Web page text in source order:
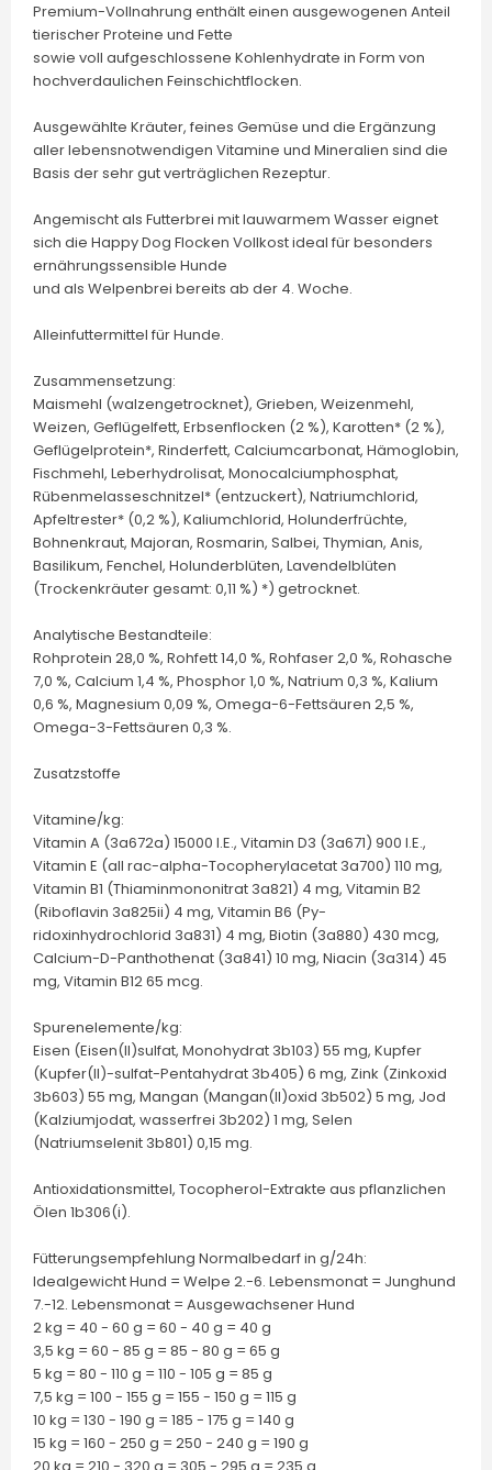
Premium-Vollnahrung enthält einen ausgewogenen Anteil
tierischer Proteine und Fette
sowie voll aufgeschlossene Kohlenhydrate in Form von
hochverdaulichen Feinschichtflocken.
Ausgewählte Kräuter, feines Gemüse und die Ergänzung
aller lebensnotwendigen Vitamine und Mineralien sind die
Basis der sehr gut verträglichen Rezeptur.
Angemischt als Futterbrei mit lauwarmem Wasser eignet
sich die Happy Dog Flocken Vollkost ideal für besonders
ernährungssensible Hunde
und als Welpenbrei bereits ab der 4. Woche.
Alleinfuttermittel für Hunde.
Zusammensetzung:
Maismehl (walzengetrocknet), Grieben, Weizenmehl,
Weizen, Geflügelfett, Erbsenflocken (2 %), Karotten* (2 %),
Geflügelprotein*, Rinderfett, Calciumcarbonat, Hämoglobin,
Fischmehl, Leberhydrolisat, Monocalciumphosphat,
Rübenmelasseschnitzel* (entzuckert), Natriumchlorid,
Apfeltrester* (0,2 %), Kaliumchlorid, Holunderfrüchte,
Bohnenkraut, Majoran, Rosmarin, Salbei, Thymian, Anis,
Basilikum, Fenchel, Holunderblüten, Lavendelblüten
(Trockenkräuter gesamt: 0,11 %) *) getrocknet.
Analytische Bestandteile:
Rohprotein 28,0 %, Rohfett 14,0 %, Rohfaser 2,0 %, Rohasche
7,0 %, Calcium 1,4 %, Phosphor 1,0 %, Natrium 0,3 %, Kalium
0,6 %, Magnesium 0,09 %, Omega-6-Fettsäuren 2,5 %,
Omega-3-Fettsäuren 0,3 %.
Zusatzstoffe
Vitamine/kg:
Vitamin A (3a672a) 15000 I.E., Vitamin D3 (3a671) 900 I.E.,
Vitamin E (all rac-alpha-Tocopherylacetat 3a700) 110 mg,
Vitamin B1 (Thiaminmononitrat 3a821) 4 mg, Vitamin B2
(Riboflavin 3a825ii) 4 mg, Vitamin B6 (Py-
ridoxinhydrochlorid 3a831) 4 mg, Biotin (3a880) 430 mcg,
Calcium-D-Panthothenat (3a841) 10 mg, Niacin (3a314) 45
mg, Vitamin B12 65 mcg.
Spurenelemente/kg:
Eisen (Eisen(II)sulfat, Monohydrat 3b103) 55 mg, Kupfer
(Kupfer(II)-sulfat-Pentahydrat 3b405) 6 mg, Zink (Zinkoxid
3b603) 55 mg, Mangan (Mangan(II)oxid 3b502) 5 mg, Jod
(Kalziumjodat, wasserfrei 3b202) 1 mg, Selen
(Natriumselenit 3b801) 0,15 mg.
Antioxidationsmittel, Tocopherol-Extrakte aus pflanzlichen
Ölen 1b306(i).
Fütterungsempfehlung Normalbedarf in g/24h:
Idealgewicht Hund = Welpe 2.-6. Lebensmonat = Junghund
7.-12. Lebensmonat = Ausgewachsener Hund
2 kg = 40 - 60 g = 60 - 40 g = 40 g
3,5 kg = 60 - 85 g = 85 - 80 g = 65 g
5 kg = 80 - 110 g = 110 - 105 g = 85 g
7,5 kg = 100 - 155 g = 155 - 150 g = 115 g
10 kg = 130 - 190 g = 185 - 175 g = 140 g
15 kg = 160 - 250 g = 250 - 240 g = 190 g